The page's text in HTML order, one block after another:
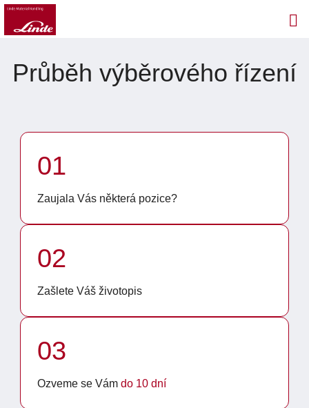
Průběh výběrového řízení
01
Zaujala Vás některá pozice?
02
Zašlete Váš životopis
03
Ozveme se Vámdo 10 dní